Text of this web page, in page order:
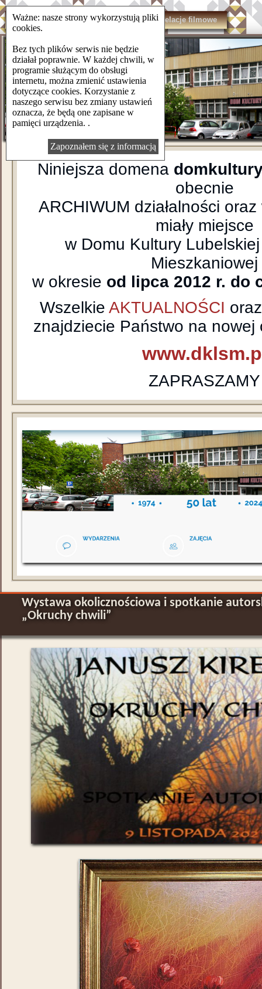
domkulturylsm.pl Kontakt Relacje filmowe
Niniejsza domena
obecnie
ARCHIWUM działalności
miały miejsce
w Domu Kultury Lubelskiej
Mieszkaniowej
w okresie od lipca 2012 r. do
WszelkieAKTUALNOŚCI
znajdziecie Państwo na nowej
ZAPRASZAMY
Wystawa okolicznościowa i spotkanie
„Okruchy chwili”
Ważne: nasze strony wykorzystują pliki
cookies.
Bez tych plików serwis nie będzie
działał poprawnie. W każdej chwili, w
programie służącym do obsługi
internetu, można zmienić ustawienia
dotyczące cookies. Korzystanie z
naszego serwisu bez zmiany ustawień
oznacza, że będą one zapisane w
pamięci urządzenia. .
Zapoznałem się z informacją